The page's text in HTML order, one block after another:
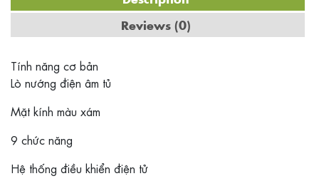
Reviews (0)
Tính năng cơ bản
Lò nướng điện âm tủ
Mặt kính màu xám
9 chức năng
Hệ thống điều khiển điện tử